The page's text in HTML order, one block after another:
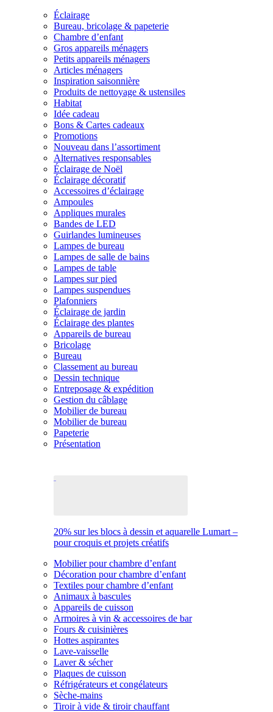
Éclairage
Bureau, bricolage & papeterie
Chambre d’enfant
Gros appareils ménagers
Petits appareils ménagers
Articles ménagers
Inspiration saisonnière
Produits de nettoyage & ustensiles
Habitat
Idée cadeau
Bons & Cartes cadeaux
Promotions
Nouveau dans l’assortiment
Alternatives responsables
Éclairage de Noël
Éclairage décoratif
Accessoires d’éclairage
Ampoules
Appliques murales
Bandes de LED
Guirlandes lumineuses
Lampes de bureau
Lampes de salle de bains
Lampes de table
Lampes sur pied
Lampes suspendues
Plafonniers
Éclairage de jardin
Éclairage des plantes
Appareils de bureau
Bricolage
Bureau
Classement au bureau
Dessin technique
Entreposage & expédition
Gestion du câblage
Mobilier de bureau
Mobilier de bureau
Papeterie
Présentation
20% sur les blocs à dessin et aquarelle Lumart –
pour croquis et projets créatifs
Mobilier pour chambre d’enfant
Décoration pour chambre d’enfant
Textiles pour chambre d’enfant
Animaux à bascules
Appareils de cuisson
Armoires à vin & accessoires de bar
Fours & cuisinières
Hottes aspirantes
Lave-vaisselle
Laver & sécher
Plaques de cuisson
Réfrigérateurs et congélateurs
Sèche-mains
Tiroir à vide & tiroir chauffant